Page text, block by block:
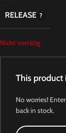
RELEASE
Nicht vorrätig
This product
No worries!
back in stock.